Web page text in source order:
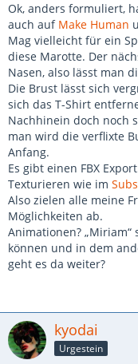
Ok, anders formuliert,
auch auf Make Human
Mag vielleicht für ein
diese Marotte. Der
Nasen, also lässt man
Die Brust lässt sich
sich das T-Shirt
Nachhinein doch noch
man wird die verflixte
Anfang.
Es gibt einen FBX
Texturieren wie im
Also zielen alle meine
Möglichkeiten ab.
Animationen?
können und in dem
geht es da weiter?
kyodai
Urgestein